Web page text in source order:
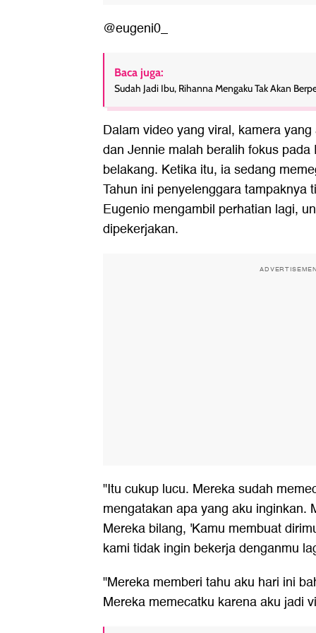
@eugeni0_
Baca juga:
Sudah Jadi Ibu, Rihanna Mengaku Tak Akan
Dalam video yang viral, kamera
dan Jennie malah beralih fokus
belakang. Ketika itu, ia sedang
Tahun ini penyelenggara tampaknya
Eugenio mengambil perhatian lagi,
dipekerjakan.
"Itu cukup lucu. Mereka sudah
mengatakan apa yang aku inginkan.
Mereka bilang, 'Kamu membuat
kami tidak ingin bekerja denganmu
"Mereka memberi tahu aku hari ini
Mereka memecatku karena aku jadi